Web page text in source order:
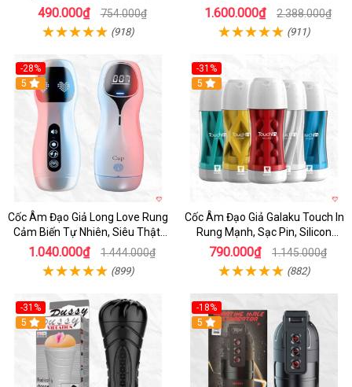
Sinh Lý
490.000₫ 754.000₫
(918)
nhanh
1.600.000₫ 2.388.000₫
(911)
-28%
5
Cốc Âm Đạo Giả Long Love Rung
Cảm Biến Tự Nhiên, Siêu Thật,
Sướng
1.040.000₫ 1.444.000₫
(899)
-31%
Hot
5
Cốc Âm Đạo Giả Galaku Touch In
Rung Mạnh, Sạc Pin, Silicon
Mềm
790.000₫ 1.145.000₫
(882)
-31%
5
-18%
5